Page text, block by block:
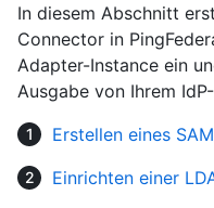
In diesem Abschnitt
Connector in
Adapter-Instance ein
Ausgabe von Ihrem
Erstellen eines
Einrichten einer